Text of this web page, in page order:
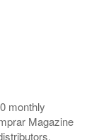
monthly
Magazine